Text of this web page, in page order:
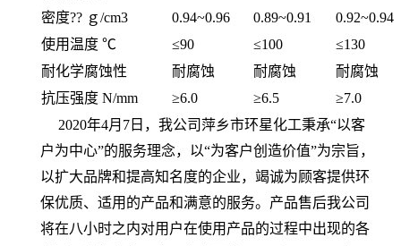
密度?? ｇ/cm3
0.94~0.96
0.89~0.91
0.92~0.94
使用温度 ℃
≤90 ≤100
≤130
耐化学腐蚀性
耐腐蚀 耐腐蚀
耐腐蚀
抗压强度 N/mm
≥6.0 ≥6.5
≥7.0
2020年4月7日，我公司萍乡市环星化工秉承“以客
户为中心”的服务理念，以“为客户创造价值”为宗旨，
以扩大品牌和提高知名度的企业，竭诚为顾客提供环
保优质、适用的产品和满意的服务。产品售后我公司
将在八小时之内对用户在使用产品的过程中出现的各